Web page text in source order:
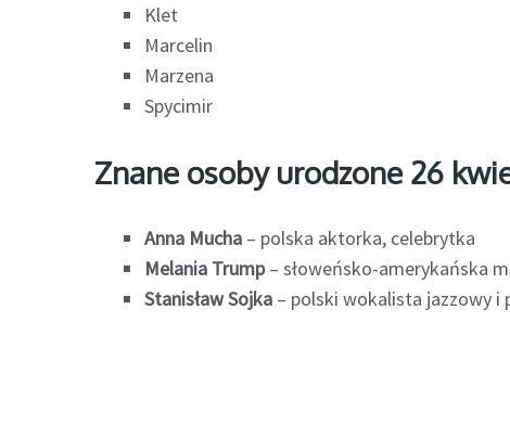
Klet
Marcelin
Marzena
Spycimir
Znane osoby urodzone 26
Anna Mucha– polska aktorka, celebrytka
Melania Trump– słoweńsko-amerykańska
Stanisław Sojka– polski wokalista jazzowy i